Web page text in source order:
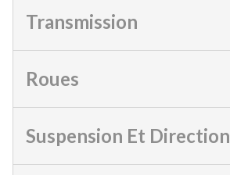
Transmission
Roues
Suspension Et Direction